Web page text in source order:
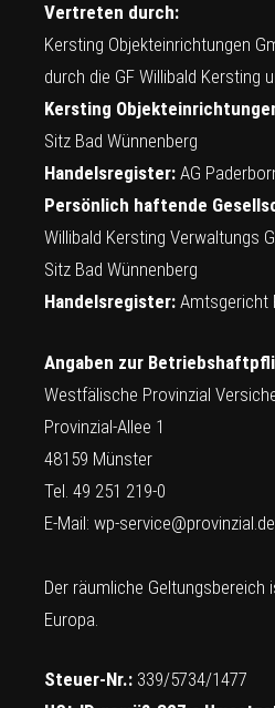
Vertreten durch:
Kersting Objekteinrichtungen
durch die GF Willibald Kersting
Kersting
Sitz Bad Wünnenberg
Handelsregister: AG
Persönlich haftende
Willibald Kersting Verwaltungs
Sitz Bad Wünnenberg
Handelsregister: Amtsgericht
Angaben zur
Westfälische Provinzial
Provinzial-Allee 1
48159 Münster
Tel. 49 251 219-0
E-Mail: wp-service@provinzial.de
Der räumliche
Europa.
Steuer-Nr.: 339/5734/1477